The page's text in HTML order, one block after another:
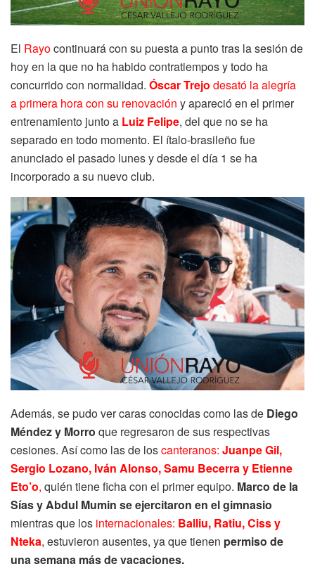
El Rayocontinuará con su puesta a punto tras la sesión de
hoy en la que no ha habido contratiempos y todo ha
concurrido con normalidad. Óscar Trejo desató la alegría
a primera hora con su renovación y apareció en el primer
entrenamiento junto a Luiz Felipe, del que no se ha
separado en todo momento. El ítalo-brasileño fue
anunciado el pasado lunes y desde el día 1 se ha
incorporado a su nuevo club.
Además, se pudo ver caras conocidas como las de Diego
Méndez y Morro que regresaron de sus respectivas
cesiones. Así como las de loscanteranos: Juanpe Gil,
Sergio Lozano, Iván Alonso, Samu Becerra y Etienne
Eto’o, quién tiene ficha con el primer equipo. Marco de la
Sías y Abdul Mumin se ejercitaron en el gimnasio
mientras que los internacionales: Balliu, Ratiu, Ciss y
Nteka, estuvieron ausentes, ya que tienen permiso de
una semana más de vacaciones.